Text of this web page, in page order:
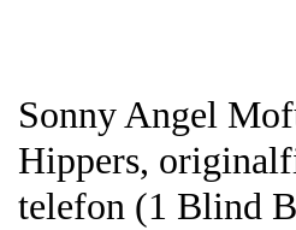
Sonny Angel
Hippers,
telefon (1 Blind